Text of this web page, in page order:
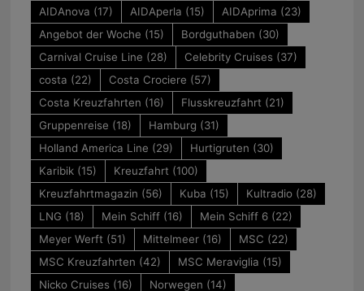
AIDAnova (17) AIDAperla (15) AIDAprima (23)
Angebot der Woche (15) Bordguthaben (30)
Carnival Cruise Line (28) Celebrity Cruises (37)
costa (22) Costa Crociere (57)
Costa Kreuzfahrten (16) Flusskreuzfahrt (21)
Gruppenreise (18) Hamburg (31)
Holland America Line (29) Hurtigruten (30)
Karibik(15) Kreuzfahrt (100)
Kreuzfahrtmagazin (56) Kuba (15) Kultradio(28)
LNG (18) Mein Schiff(16) Mein Schiff 6(22)
Meyer Werft (51) Mittelmeer(16) MSC (22)
MSC Kreuzfahrten (42) MSC Meraviglia (15)
Nicko Cruises (16) Norwegen (14)